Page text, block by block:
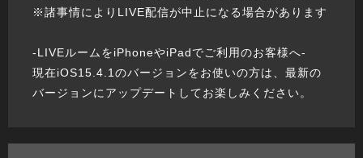
※諸事情によりLIVE配信が中止になる場合があります
-LIVEルームをiPhoneやiPadでご利用のお客様へ-
現在iOS15.4.1のバージョンをお使いの方は、最新の
バージョンにアップデートしてお楽しみください。